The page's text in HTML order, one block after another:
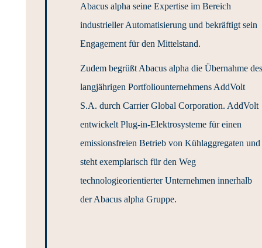
Abacus alpha seine Expertise im Bereich
industrieller Automatisierung und bekräftigt sein
Engagement für den Mittelstand.
Zudem begrüßt Abacus alpha die Übernahme des
langjährigen Portfoliounternehmens AddVolt
S.A. durch Carrier Global Corporation. AddVolt
entwickelt Plug-in-Elektrosysteme für einen
emissionsfreien Betrieb von Kühlaggregaten und
steht exemplarisch für den Weg
technologieorientierter Unternehmen innerhalb
der Abacus alpha Gruppe.